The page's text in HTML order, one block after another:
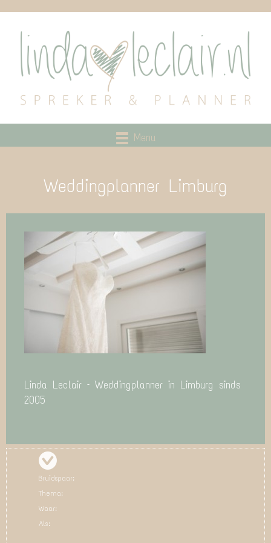
Menu
Weddingplanner Limburg
Linda Leclair – Weddingplanner in Limburg sinds
2005
Bruidspaar:
Thema:
Waar:
Als: